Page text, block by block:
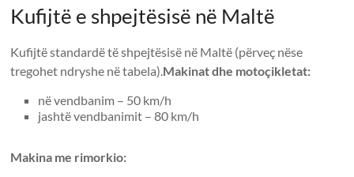
Kufijtë e shpejtësisë në Maltë
Kufijtë standardë të shpejtësisë në Maltë (përveç nëse
tregohet ndryshe në tabela).Makinat dhe motoçikletat:
në vendbanim – 50 km/h
jashtë vendbanimit – 80 km/h
Makina me rimorkio: